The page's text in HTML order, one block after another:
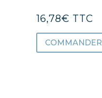
16,78€ TTC
COMMANDER